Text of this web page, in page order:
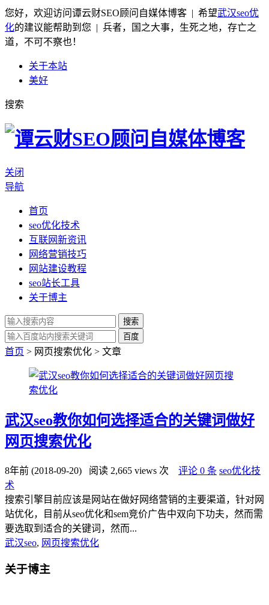
您好，欢迎访问谭云财SEO顾问自媒体博客 | 希望武汉seo优
化的建议能帮助到您 | 兵者，国之大事，生死之地，存亡之
道，不可不察也！
关于本站
美好
搜索
关闭
导航
首页
seo优化技术
互联网新资讯
网络营销技巧
网站建设教程
seo站长工具
关于博主
搜索
百度
首页 > 网页搜索优化 > 文章
武汉seo教你如何选择适合的关键词做好
网页搜索优化
8年前 (2018-09-20) 阅读 2,665 views 次 评论 0 条 seo优化技
术
搜索引擎目前应该是网站在做好网络营销的主要渠道，针对网
站优化，目前从seo优化和sem竞价广告中双向下功夫，然而需
要选取到适合的关键词，然而...
武汉seo, 网页搜索优化
关于博主